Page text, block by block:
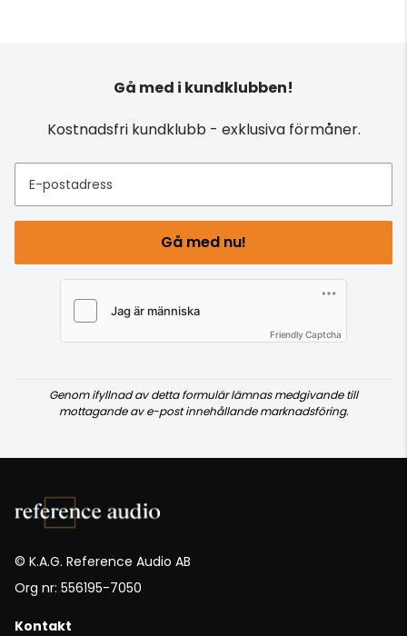
Gå med i kundklubben!
Kostnadsfri kundklubb - exklusiva förmåner.
E-postadress
Gå med nu!
Friendly Captcha
Genom ifyllnad av detta formulär lämnas medgivande till
mottagande av e-post innehållande marknadsföring.
© K.A.G. Reference Audio AB
Org nr: 556195-7050
Kontakt